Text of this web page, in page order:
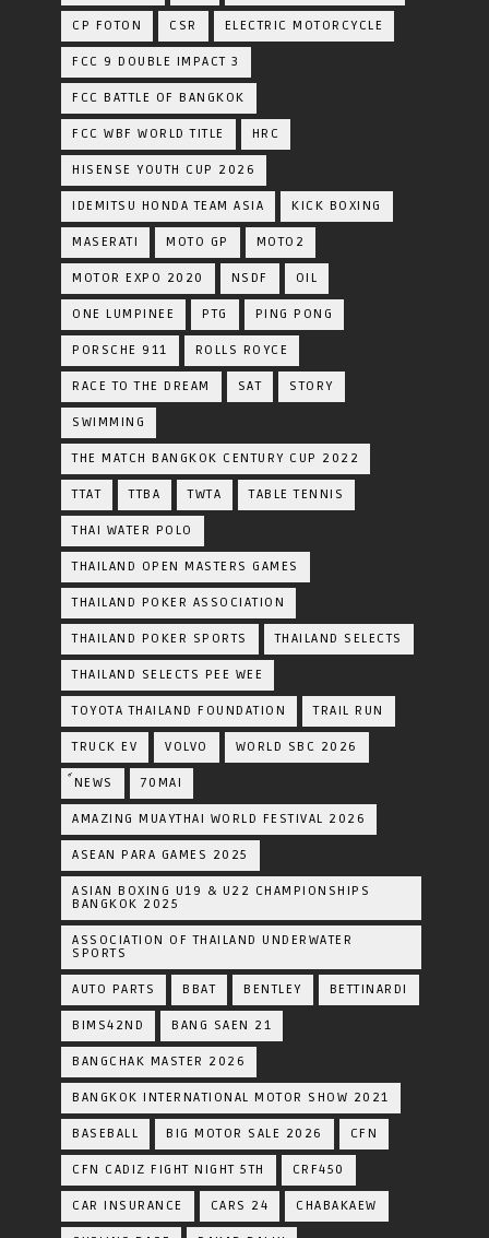
CP FOTON CSR ELECTRIC MOTORCYCLE
FCC 9 DOUBLE IMPACT 3
FCC BATTLE OF BANGKOK
FCC WBF WORLD TITLE HRC
HISENSE YOUTH CUP 2026
IDEMITSU HONDA TEAM ASIA KICK BOXING
MASERATI MOTO GP MOTO2
MOTOR EXPO 2020 NSDF OIL
ONE LUMPINEE PTG PING PONG
PORSCHE 911 ROLLS ROYCE
RACE TO THE DREAM SAT STORY
SWIMMING
THE MATCH BANGKOK CENTURY CUP 2022
TTAT TTBA TWTA TABLE TENNIS
THAI WATER POLO
THAILAND OPEN MASTERS GAMES
THAILAND POKER ASSOCIATION
THAILAND POKER SPORTS THAILAND SELECTS
THAILAND SELECTS PEE WEE
TOYOTA​ THAILAND​ FOUNDATION TRAIL RUN
TRUCK EV VOLVO WORLD SBC 2026
์NEWS 70MAI
AMAZING MUAYTHAI WORLD FESTIVAL 2026
ASEAN PARA GAMES 2025
ASIAN BOXING U19 & U22 CHAMPIONSHIPS
BANGKOK 2025
ASSOCIATION OF THAILAND UNDERWATER
SPORTS
AUTO PARTS BBAT BENTLEY BETTINARDI
BIMS42ND BANG SAEN 21
BANGCHAK MASTER 2026
BANGKOK INTERNATIONAL MOTOR SHOW 2021
BASEBALL BIG MOTOR SALE 2026 CFN
CFN CADIZ FIGHT NIGHT 5TH CRF450
CAR INSURANCE CARS 24 CHABAKAEW